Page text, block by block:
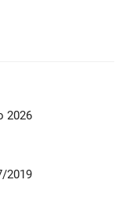
2026
2019